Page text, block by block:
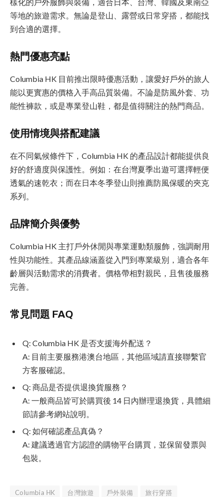
等地的旅遊需求。無論是登山、露營或日常穿搭，都能找
到合適的選擇。
熱門優惠亮點
Columbia HK 目前推出限時優惠活動，讓愛好戶外的旅人
能以更實惠的價格入手高品質裝備。不論是防風外套、功
能性褲款，或是專業登山鞋，都是值得關注的熱門商品。
使用情境與搭配建議
在不同氣候條件下，Columbia HK 的產品設計都能提供良
好的舒適度與保護性。例如：在台灣夏季出遊可選擇輕便
透氣的速乾衣；而在日本冬季登山則推薦防風保暖的夾克
系列。
品牌簡介與優勢
Columbia HK 主打戶外休閒與專業運動類服飾，強調耐用
性與功能性。其產品線涵蓋從入門到專業級別，適合各年
齡層與活動需求的消費者。價格帶相對親民，且售後服務
完善。
常見問題 FAQ
Q: Columbia HK 是否支援海外配送？
A: 目前主要服務港澳台地區，其他區域請直接聯繫官
方客服確認。
Q: 商品是否提供退換貨服務？
A: 一般商品皆可於購買後 14 日內辦理退換貨，具體細
節請參考網站說明。
Q: 如何確認產品真偽？
A: 建議透過官方認證的購物平台購買，並保留發票與
包裝。
Columbia HK 台灣旅遊 戶外裝備
旅行穿搭